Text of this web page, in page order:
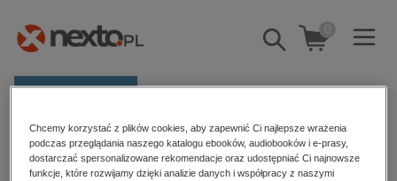
Pokaż/schowaj
wyszukiwarkę
0
Kategorie
Zobacz wszystkie E-prasa
Strona główna Jarosław F. Mika
Chcemy korzystać z plików cookies, aby zapewnić Ci najlepsze wrażenia
podczas przeglądania naszego katalogu ebooków, audiobooków i e-prasy,
dostarczać spersonalizowane rekomendacje oraz udostępniać Ci najnowsze
funkcje, które rozwijamy dzięki analizie danych i współpracy z naszymi